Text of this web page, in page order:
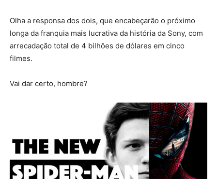
Olha a responsa dos dois, que encabeçarão o próximo
longa da franquia mais lucrativa da história da Sony, com
arrecadação total de 4 bilhões de dólares em cinco
filmes.
Vai dar certo, hombre?